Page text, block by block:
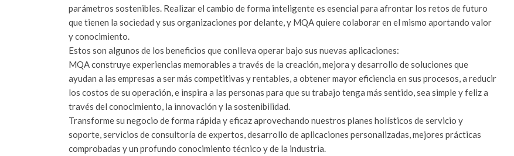
parámetros sostenibles. Realizar el cambio de forma inteligente es esencial para afrontar los retos de futuro
que tienen la sociedad y sus organizaciones por delante, y MQA quiere colaborar en el mismo aportando valor
y conocimiento.
Estos son algunos de los beneficios que conlleva operar bajo sus nuevas aplicaciones:
MQA construye experiencias memorables a través de la creación, mejora y desarrollo de soluciones que
ayudan a las empresas a ser más competitivas y rentables, a obtener mayor eficiencia en sus procesos, a reducir
los costos de su operación, e inspira a las personas para que su trabajo tenga más sentido, sea simple y feliz a
través del conocimiento, la innovación y la sostenibilidad.
Transforme su negocio de forma rápida y eficaz aprovechando nuestros planes holísticos de servicio y
soporte, servicios de consultoría de expertos, desarrollo de aplicaciones personalizadas, mejores prácticas
comprobadas y un profundo conocimiento técnico y de la industria.